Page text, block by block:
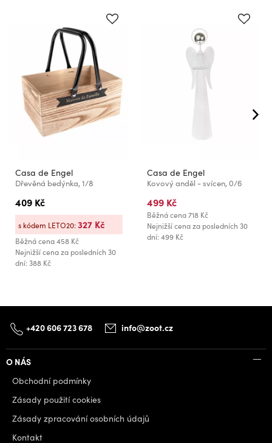
Casa de Engel
Dřevěná bedýnka, 1/8
409 Kč
Běžná cena458 Kč
Nejnižší cena za posledních 30
dní: 388 Kč
s kódem LETO20:327 Kč
Casa de Engel
Kovový anděl - svícen, 0/6
499 Kč
Běžná cena718 Kč
Nejnižší cena za posledních 30
dní: 499 Kč
+420 606 723 678 info@zoot.cz
O NÁS
Obchodní podmínky
Zásady použití cookies
Zásady zpracování osobních údajů
Kontakt